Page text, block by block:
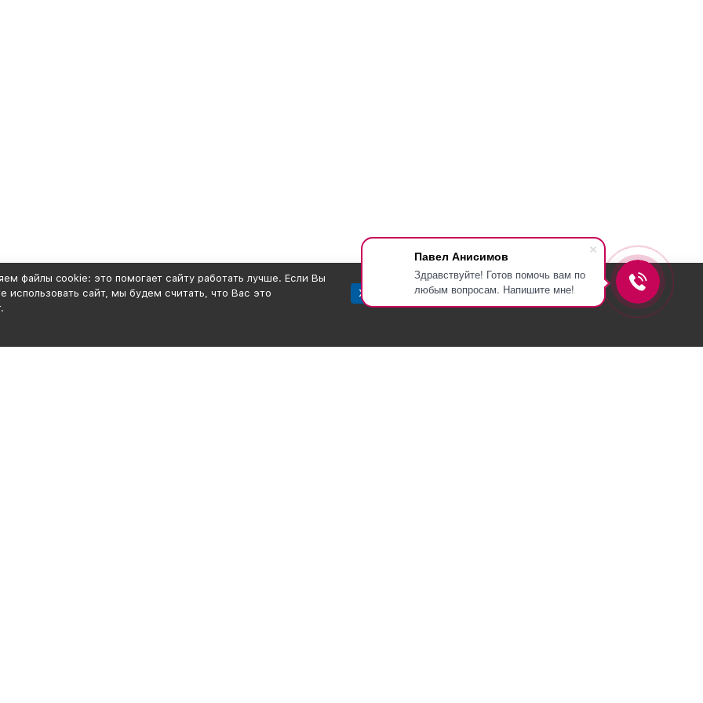
Павел Анисимов
Здравствуйте! Готов помочь вам по
любым вопросам. Напишите мне!
файлы cookie: это помогает сайту работать лучше. Если Вы
использовать сайт, мы будем считать, что Вас это
Хорошо